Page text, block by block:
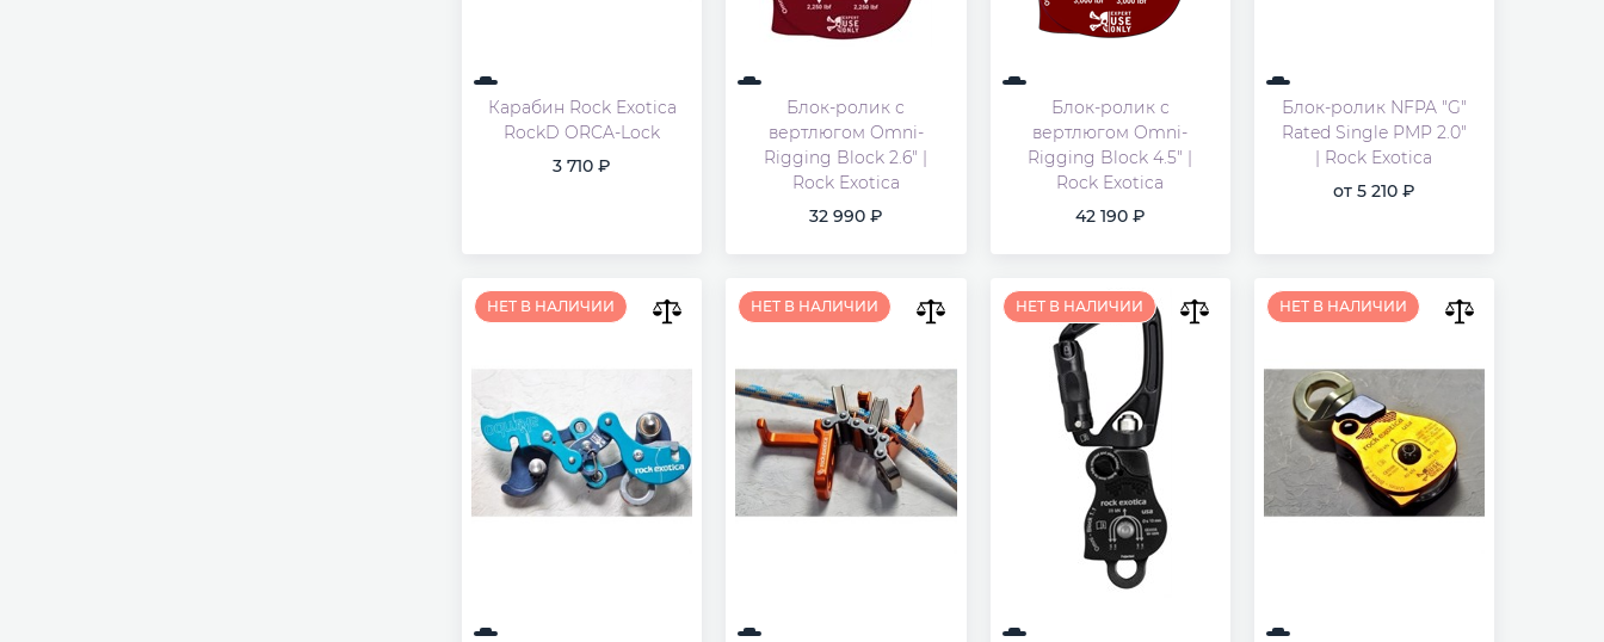
Карабин Rock Exotica
RockD ORCA-Lock
3 710
Блок-ролик с
вертлюгом Omni-
Rigging Block 2.6" |
Rock Exotica
32 990
Блок-ролик с
вертлюгом Omni-
Rigging Block 4.5" |
Rock Exotica
42 190
Блок-ролик NFPA "G"
Rated Single PMP 2.0"
| Rock Exotica
от 5 210
НЕТ В НАЛИЧИИ НЕТ В НАЛИЧИИ НЕТ В НАЛИЧИИ НЕТ В НАЛИЧИИ